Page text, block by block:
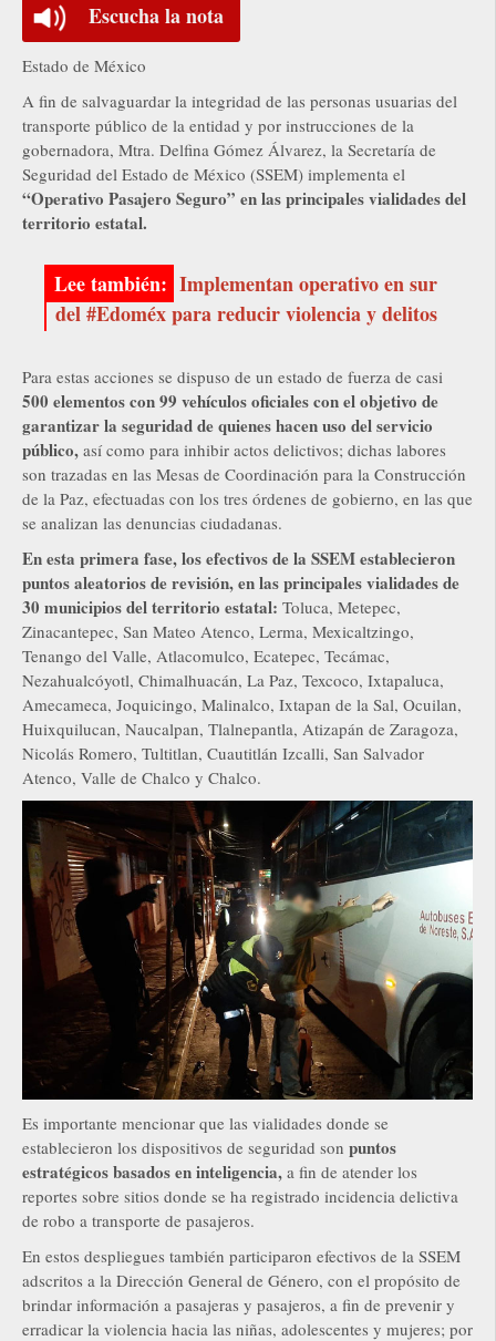
Escucha la nota
Estado de México
A fin de salvaguardar la integridad de las personas usuarias del
transporte público de la entidad y por instrucciones de la
gobernadora, Mtra. Delfina Gómez Álvarez, la Secretaría de
Seguridad del Estado de México (SSEM) implementa el
“Operativo Pasajero Seguro” en las principales vialidades del
territorio estatal.
Implementan operativo en sur
del #Edoméx para reducir violencia y delitos
Para estas acciones se dispuso de un estado de fuerza de casi
500 elementos con 99 vehículos oficiales con el objetivo de
garantizar la seguridad de quienes hacen uso del servicio
público, así como para inhibir actos delictivos; dichas labores
son trazadas en las Mesas de Coordinación para la Construcción
de la Paz, efectuadas con los tres órdenes de gobierno, en las que
se analizan las denuncias ciudadanas.
En esta primera fase, los efectivos de la SSEM establecieron
puntos aleatorios de revisión, en las principales vialidades de
30 municipios del territorio estatal: Toluca, Metepec,
Zinacantepec, San Mateo Atenco, Lerma, Mexicaltzingo,
Tenango del Valle, Atlacomulco, Ecatepec, Tecámac,
Nezahualcóyotl, Chimalhuacán, La Paz, Texcoco, Ixtapaluca,
Amecameca, Joquicingo, Malinalco, Ixtapan de la Sal, Ocuilan,
Huixquilucan, Naucalpan, Tlalnepantla, Atizapán de Zaragoza,
Nicolás Romero, Tultitlan, Cuautitlán Izcalli, San Salvador
Atenco, Valle de Chalco y Chalco.
Es importante mencionar que las vialidades donde se
establecieron los dispositivos de seguridad son puntos
estratégicos basados en inteligencia, a fin de atender los
reportes sobre sitios donde se ha registrado incidencia delictiva
de robo a transporte de pasajeros.
En estos despliegues también participaron efectivos de la SSEM
adscritos a la Dirección General de Género, con el propósito de
brindar información a pasajeras y pasajeros, a fin de prevenir y
erradicar la violencia hacia las niñas, adolescentes y mujeres; por